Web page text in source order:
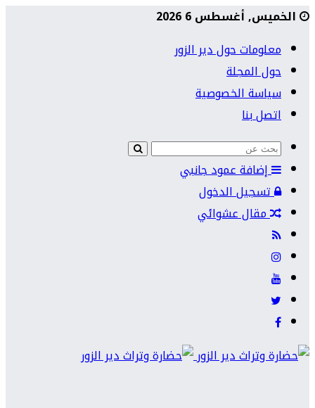
الخميس, أغسطس 6 2026
معلومات حول دير الزور
حول المجلة
سياسة الخصوصية
اتصل بنا
إضافة عمود جانبي
تسجيل الدخول
مقال عشوائي